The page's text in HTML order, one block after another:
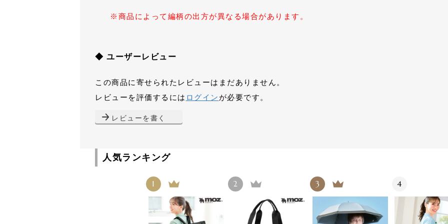
※商品によって編柄の出方が異なる場合があります。
◆ ユーザーレビュー
この商品に寄せられたレビューはまだありません。
レビューを評価するには ログイン が必要です。
レビューを書く
人気ランキング
1 2 3 4